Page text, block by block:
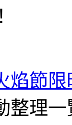
焰節
整理一